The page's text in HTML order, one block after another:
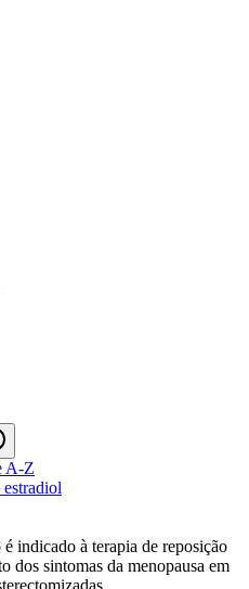
A-Z
indicado à terapia de reposição
dos sintomas da menopausa em